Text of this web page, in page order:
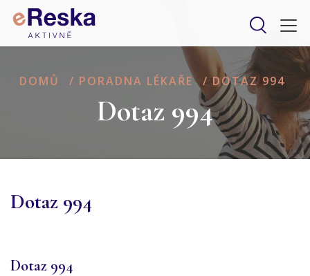
DOMŮ / PORADNA LÉKAŘE / DOTAZ 994
Dotaz 994
Dotaz 994
Dotaz 994